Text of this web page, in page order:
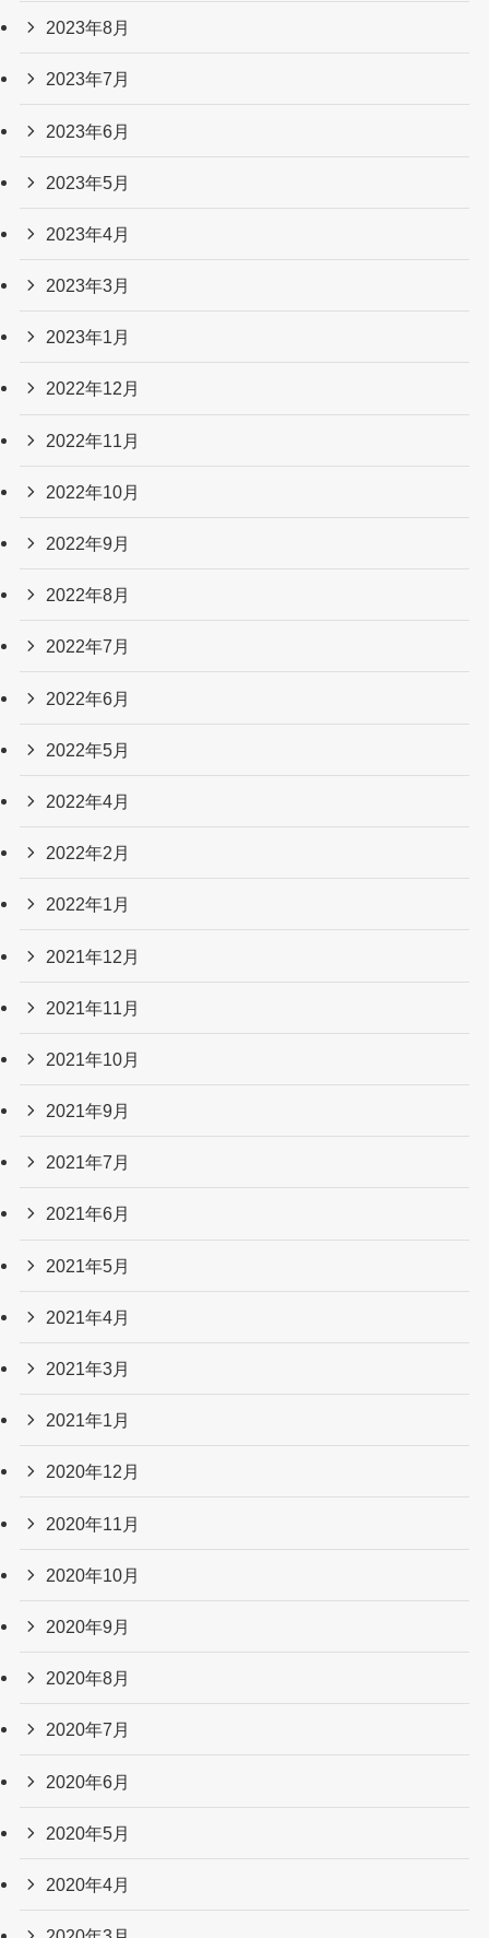
2023年8月
2023年7月
2023年6月
2023年5月
2023年4月
2023年3月
2023年1月
2022年12月
2022年11月
2022年10月
2022年9月
2022年8月
2022年7月
2022年6月
2022年5月
2022年4月
2022年2月
2022年1月
2021年12月
2021年11月
2021年10月
2021年9月
2021年7月
2021年6月
2021年5月
2021年4月
2021年3月
2021年1月
2020年12月
2020年11月
2020年10月
2020年9月
2020年8月
2020年7月
2020年6月
2020年5月
2020年4月